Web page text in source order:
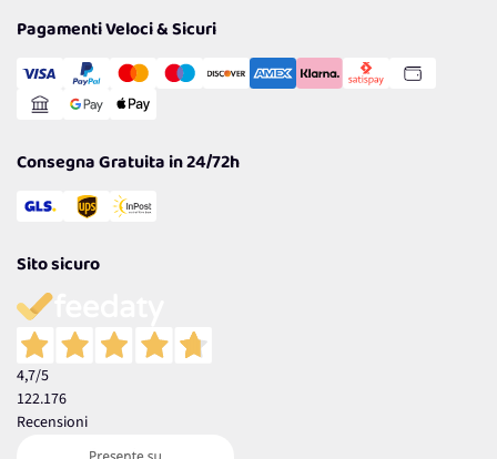
Cookie Policy
Gestisci Cookie
Reso Facile e Veloce
Pagamenti Veloci & Sicuri
Consegna Gratuita in 24/72h
Sito sicuro
4,7/5
122.176
Recensioni